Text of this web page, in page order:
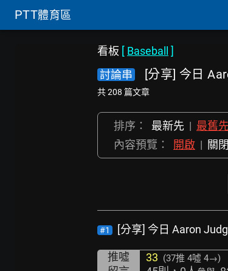
PTT體育區
看板 [ Baseball
]
討論串
[分享] 今日
共 208 篇文章
排序： 最新先 | 最舊先
內容預覽：
開啟 | 關閉
#1 [分享] 今日 Aaron
推噓 33 (37推 4噓 4→)